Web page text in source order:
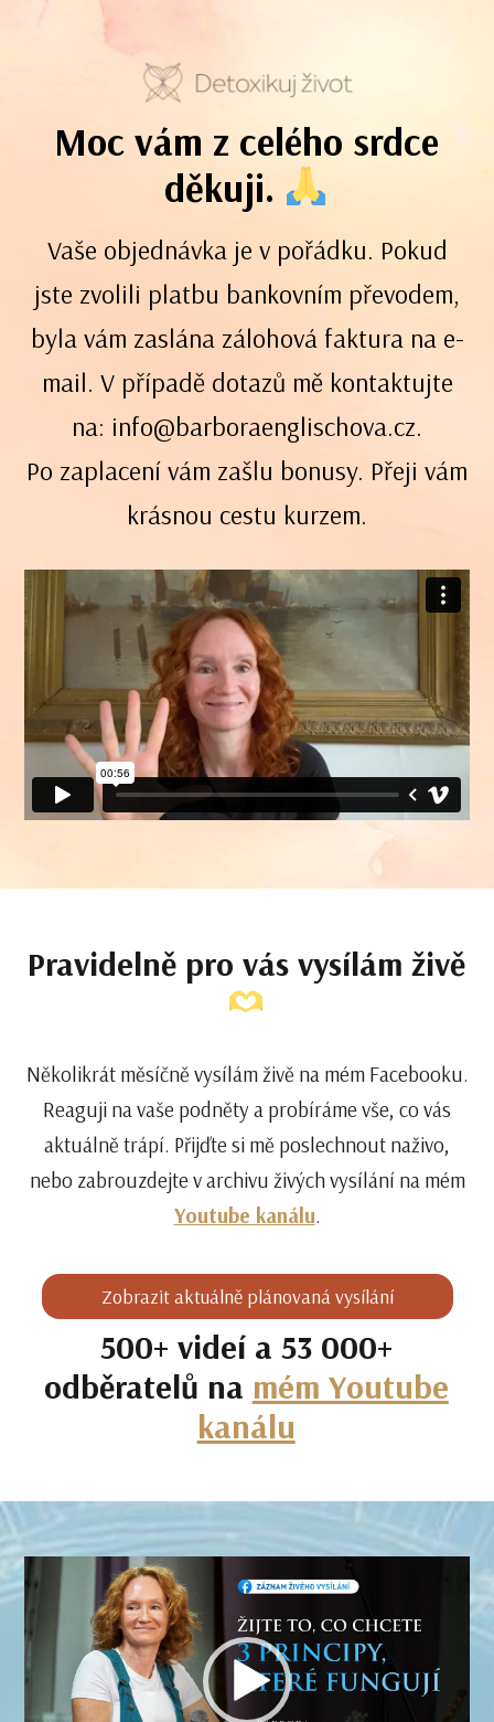
Moc vám z celého srdce
děkuji.
Vaše objednávka je v pořádku. Pokud
jste zvolili platbu bankovním převodem,
byla vám zaslána zálohová faktura na e-
mail. V případě dotazů mě kontaktujte
na: info@barboraenglischova.cz.
Po zaplacení vám zašlu bonusy. Přeji vám
krásnou cestu kurzem.
Pravidelně pro vás vysílám živě
Několikrát měsíčně vysílám živě na mém Facebooku.
Reaguji na vaše podněty a probíráme vše, co vás
aktuálně trápí. Přijďte si mě poslechnout naživo,
nebo zabrouzdejte v archivu živých vysílání na mém
Youtube kanálu.
Zobrazit aktuálně plánovaná vysílání
500+ videí a 53 000+
odběratelů na mém Youtube
kanálu
Video
přehrávač